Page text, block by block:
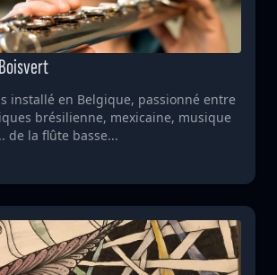
installé en Belgique, passionné entre
brésilienne, mexicaine, musique
de la flûte basse...